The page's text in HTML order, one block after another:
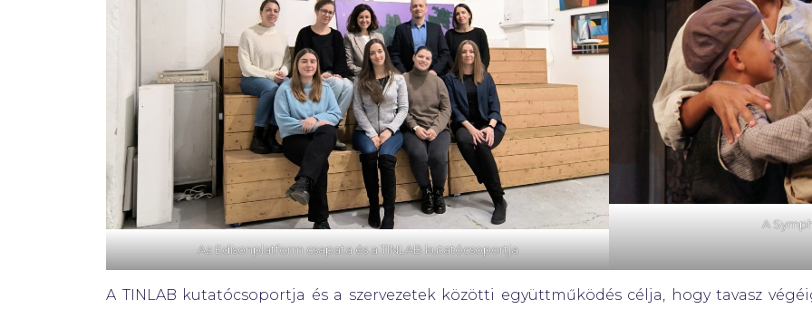
Az Edisonplatform csapata és a TINLAB kutatócsoportja
A
A TINLAB kutatócsoportja és a szervezetek közötti együttműködés célja, hogy tavasz